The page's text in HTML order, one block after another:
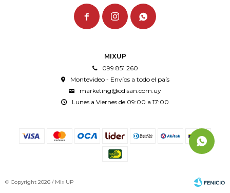
MIXUP
099 851 260
Montevideo - Envíos a todo el país
marketing@odisan.com.uy
Lunes a Viernes de 09:00 a 17:00
  
© Copyright 2026 / Mix UP